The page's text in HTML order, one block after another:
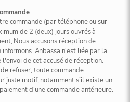
commande (par téléphone ou sur
de 2 (deux) jours ouvrés à
Nous accusons réception de
Anbassa n'est liée par la
de cet accusé de réception.
refuser, toute commande
juste motif, notamment s’il existe un
d'une commande antérieure.